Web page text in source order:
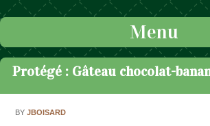
Menu
Passer au contenu
Protégé : Gâteau chocolat-
BYJBOISARD